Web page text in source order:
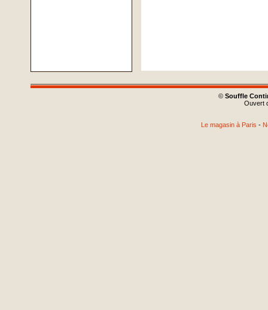
© Souffle
Ouvert
Le magasin à Paris -